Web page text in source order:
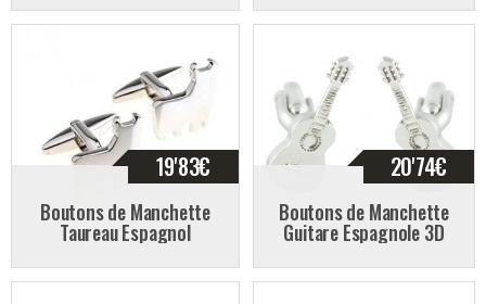
19'83€
Boutons de Manchette
Taureau Espagnol
20'74€
Boutons de Manchette
Guitare Espagnole 3D